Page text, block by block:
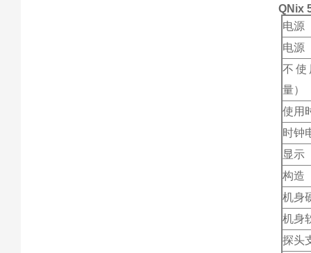
QNix
电源
电源
不使
量）
使用
时钟
显示
构造
机身
机身
探头